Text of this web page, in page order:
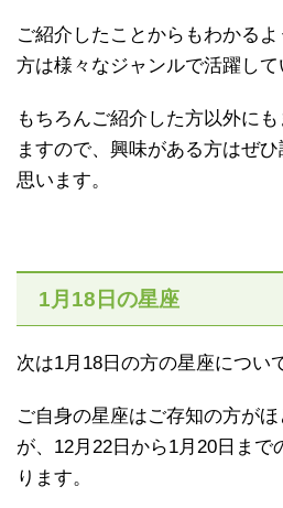
ご紹介したことからもわかる
方は様々なジャンルで活躍して
もちろんご紹介した方以外に
ますので、興味がある方はぜ
思います。
1月18日の星座
次は1月18日の方の星座につい
ご自身の星座はご存知の方が
が、12月22日から1月20日まで
ります。